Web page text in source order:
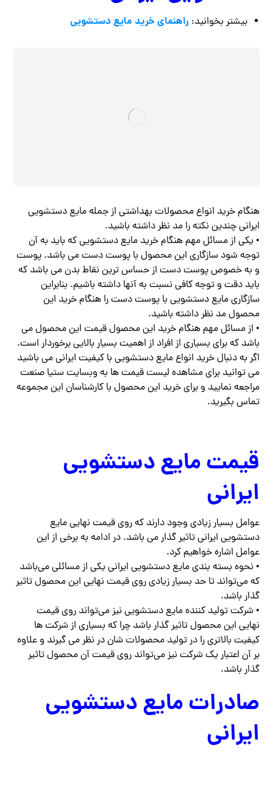
بیشتر بخوانید: راهنمای خرید مایع دستشویی
هنگام خرید انواع محصولات بهداشتی از جمله مایع دستشویی
ایرانی چندین نکته را مد نظر داشته باشید.
• یکی از مسائل مهم هنگام خرید مایع دستشویی که باید به آن
توجه شود سازگاری این محصول با پوست دست می باشد. پوست
و به خصوص پوست دست از حساس ترین نقاط بدن می باشد که
باید دقت و توجه کافی نسبت به آنها داشته باشیم. بنابراین
سازگاری مایع دستشویی با پوست دست را هنگام خرید این
محصول مد نظر داشته باشید.
• از مسائل مهم هنگام خرید این محصول قیمت این محصول می
باشد که برای بسیاری از افراد از اهمیت بسیار بالایی برخوردار است.
اگر به دنبال خرید انواع مایع دستشویی با کیفیت ایرانی می باشید
می توانید برای مشاهده لیست قیمت ها به وبسایت ستیا صنعت
مراجعه نمایید و برای خرید این محصول با کارشناسان این مجموعه
تماس بگیرید.
قیمت مایع دستشویی
ایرانی
عوامل بسیار زیادی وجود دارند که روی قیمت نهایی مایع
دستشویی ایرانی تاثیر گذار می باشد. در ادامه به برخی از این
عوامل اشاره خواهیم کرد.
• نحوه بسته بندی مایع دستشویی ایرانی یکی از مسائلی می‌باشد
که می‌تواند تا حد بسیار زیادی روی قیمت نهایی این محصول تاثیر
گذار باشد.
• شرکت تولید کننده مایع دستشویی نیز می‌تواند روی قیمت
نهایی این محصول تاثیر گذار باشد چرا که بسیاری از شرکت ها
کیفیت بالاتری را در تولید محصولات شان در نظر می گیرند و علاوه
بر آن اعتبار یک شرکت نیز می‌تواند روی قیمت آن محصول تاثیر
گذار باشد.
صادرات مایع دستشویی
ایرانی